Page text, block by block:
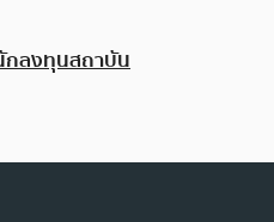
กลงทุนสถาบัน